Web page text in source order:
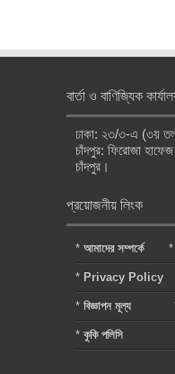
বার্তা ও বাণিজ্যিক
ঢাকা: ২৩/৩-এ (৩য়
চাঁদপুর: ফিরোজা
চাঁদপুর।
প্রয়োজনীয় লিংক
* আমাদের সম্পর্কে *
* Privacy Policy
* বিজ্ঞাপন মূল্য
* কুকি পলিসি